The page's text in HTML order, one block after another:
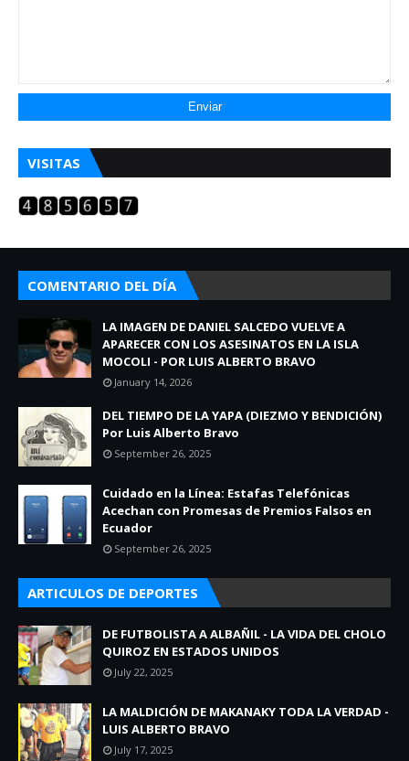
VISITAS
COMENTARIO DEL DÍA
LA IMAGEN DE DANIEL SALCEDO VUELVE A
APARECER CON LOS ASESINATOS EN LA ISLA
MOCOLI - POR LUIS ALBERTO BRAVO
January 14, 2026
DEL TIEMPO DE LA YAPA (DIEZMO Y BENDICIÓN)
Por Luis Alberto Bravo
September 26, 2025
Cuidado en la Línea: Estafas Telefónicas
Acechan con Promesas de Premios Falsos en
Ecuador
September 26, 2025
ARTICULOS DE DEPORTES
DE FUTBOLISTA A ALBAÑIL - LA VIDA DEL CHOLO
QUIROZ EN ESTADOS UNIDOS
July 22, 2025
LA MALDICIÓN DE MAKANAKY TODA LA VERDAD -
LUIS ALBERTO BRAVO
July 17, 2025